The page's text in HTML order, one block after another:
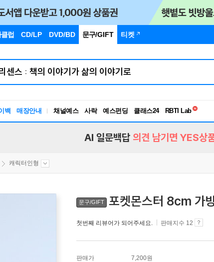
럽 CD/LP DVD/BD 문구/GIFT 티켓
백 매장안내 채널예스 사락 예스펀딩 클래스24
독서유형검사
AI 일문백답 의견 남기면 YES상
캐릭터인형
문구/GIFT 포켓몬스터 8cm 가
첫번째 리뷰어가 되어주세요. 판매지수 12
판매가 7,200원